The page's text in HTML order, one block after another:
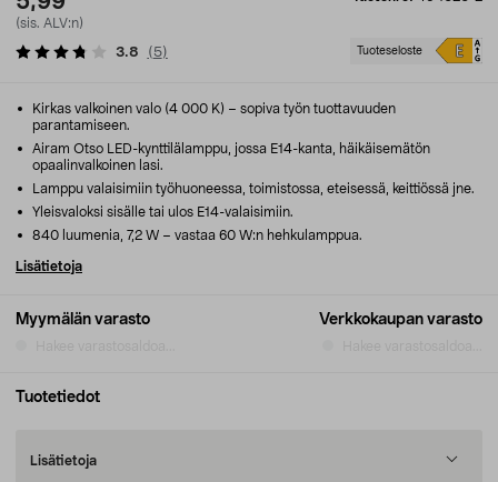
(sis. ALV:n)
Tuoteseloste
3.8 ( 5)
Myymälän varasto Verkkokaupan varasto
Kirkas valkoinen valo (4 000 K) – sopiva työn tuottavuuden
parantamiseen.
Airam Otso LED-kynttilälamppu, jossa E14-kanta, häikäisemätön
opaalinvalkoinen lasi.
Lamppu valaisimiin työhuoneessa, toimistossa, eteisessä, keittiössä jne.
Yleisvaloksi sisälle tai ulos E14-valaisimiin.
840 luumenia, 7,2 W – vastaa 60 W:n hehkulamppua.
Lisätietoja
Tuotetiedot
Lisätietoja